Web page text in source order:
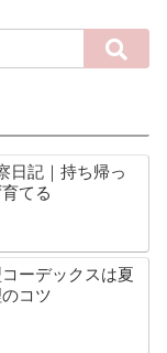
日記｜持ち帰っ
てる
ーデックスは夏
コツ